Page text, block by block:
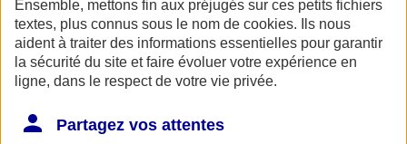
AXA Entraide met à votre disposition, ainsi qu'à celle de vos
proches une ligne de soutien psychologique. Ce service gratuit est
accessible 24h/24 au 0800 77 88 95.
Espace Client
Ensemble, mettons fin aux préjugés sur ces petits fichiers
textes, plus connus sous le nom de cookies. Ils nous
aident à traiter des informations essentielles pour garantir
la sécurité du site et faire évoluer votre expérience en
ligne, dans le respect de votre vie privée.
Partagez vos attentes